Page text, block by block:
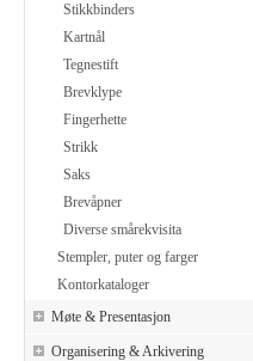
Stikkbinders
Kartnål
Tegnestift
Brevklype
Fingerhette
Strikk
Saks
Brevåpner
Diverse smårekvisita
Stempler, puter og farger
Kontorkataloger
Møte & Presentasjon
Organisering & Arkivering